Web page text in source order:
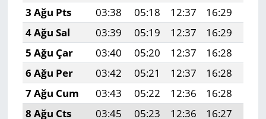
3 Ağu Pts
03:38 05:18 12:37 16:29
4 Ağu Sal
03:39 05:19 12:37 16:29
5 Ağu Çar
03:40 05:20 12:37 16:28
6 Ağu Per
03:42 05:21 12:37 16:28
7 Ağu Cum
03:43 05:22 12:36 16:28
8 Ağu Cts
03:45 05:23 12:36 16:27